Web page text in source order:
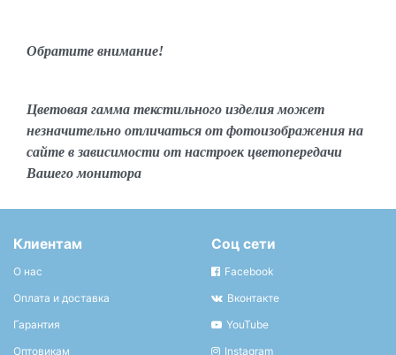
Обратите внимание!
Цветовая гамма текстильного изделия может
незначительно отличаться от фотоизображения на
сайте в зависимости от настроек цветопередачи
Вашего монитора
Клиентам
О нас
Оплата и доставка
Гарантия
Оптовикам
Соц сети
Facebook
Вконтакте
YouTube
Instagram